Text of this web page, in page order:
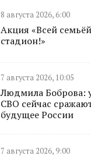
8 августа 2026, 6:00
Акция «Всей
стадион!»
7 августа 2026, 10:05
Людмила Боброва:
СВО сейчас
будущее России
7 августа 2026, 9:00